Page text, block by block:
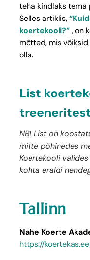
teha kindlaks tema
Selles artiklis,
koertekooli?”, on
mõtted, mis
olla.
List
NB! List on
mitte põhinedes
Koertekooli
kohta eraldi
Tallinn
Nahe Koerte
https://